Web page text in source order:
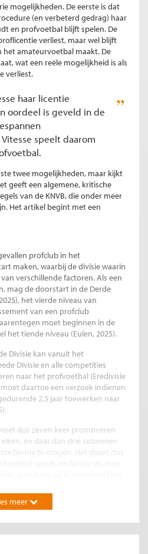
mogelijkheden. De eerste is dat
(en verbeterd gedrag) haar
en profvoetbal blijft spelen. De
verliest, maar wel blijft
het amateurvoetbal maakt. De
wat een reële mogelijkheid is als
verliest.
haar licentie
oordeel is geveld in de
speelt daarom
twee mogelijkheden, maar kijkt
geeft een algemene, kritische
van de KNVB, die onder meer
Het artikel begint met een
profclub in het
maken, waarbij de divisie waarin
verschillende factoren. Als een
mag de doorstart in de Derde
het vierde niveau van
van een profclub
moet beginnen in de
het tiende niveau (Eulen, 2025).
Divisie kan vanuit het
Divisie en alle competities
naar het profvoetbal (Eredivisie
moet daartoe een verzoek indienen
2,5 jaar toewerken naar
dus zeven keer promoveren
en daar dan drie seizoenen
Divisie te mogen. Het duurt dus
mist, vier jaar om de Eerste
de kans op profvoetbal een stuk
meer